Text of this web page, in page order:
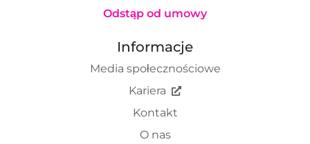
Odstąp od umowy
Informacje
Media społecznościowe
Kariera
Kontakt
O nas